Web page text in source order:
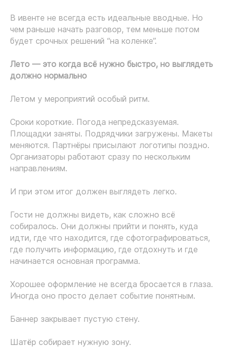
В ивенте не всегда есть идеальные вводные. Но
чем раньше начать разговор, тем меньше потом
будет срочных решений “на коленке”.
Лето — это когда всё нужно быстро, но выглядеть
должно нормально
Летом у мероприятий особый ритм.
Сроки короткие. Погода непредсказуемая.
Площадки заняты. Подрядчики загружены. Макеты
меняются. Партнёры присылают логотипы поздно.
Организаторы работают сразу по нескольким
направлениям.
И при этом итог должен выглядеть легко.
Гости не должны видеть, как сложно всё
собиралось. Они должны прийти и понять, куда
идти, где что находится, где сфотографироваться,
где получить информацию, где отдохнуть и где
начинается основная программа.
Хорошее оформление не всегда бросается в глаза.
Иногда оно просто делает событие понятным.
Баннер закрывает пустую стену.
Шатёр собирает нужную зону.